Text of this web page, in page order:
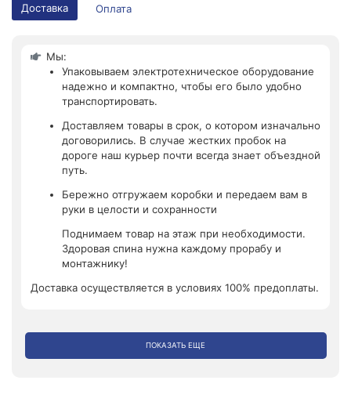
Доставка Оплата
Мы:
Упаковываем электротехническое оборудование
надежно и компактно, чтобы его было удобно
транспортировать.
Доставляем товары в срок, о котором изначально
договорились. В случае жестких пробок на
дороге наш курьер почти всегда знает объездной
путь.
Бережно отгружаем коробки и передаем вам в
руки в целости и сохранности
Поднимаем товар на этаж при необходимости.
Здоровая спина нужна каждому прорабу и
монтажнику!
Доставка осуществляется в условиях 100% предоплаты.
ПОКАЗАТЬ ЕЩЕ